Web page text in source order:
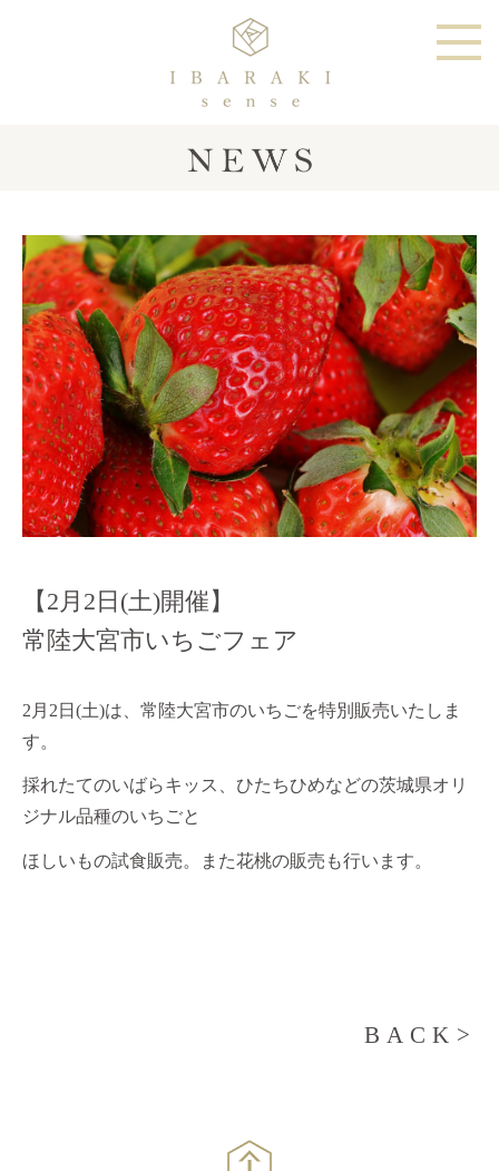
【2月2日(土)開催】
常陸大宮市いちごフェア
2月2日(土)は、常陸大宮市のいちごを特別販売いたしま
す。
採れたてのいばらキッス、ひたちひめなどの茨城県オリ
ジナル品種のいちごと
ほしいもの試食販売。また花桃の販売も行います。
BACK>